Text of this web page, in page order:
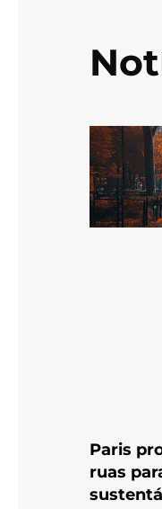
Paris
ruas